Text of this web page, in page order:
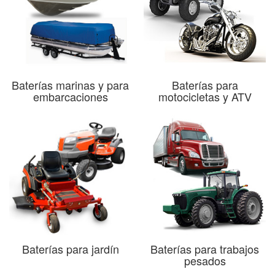
Baterías marinas y para
embarcaciones
Baterías para
motocicletas y ATV
Baterías para jardín Baterías para trabajos
pesados